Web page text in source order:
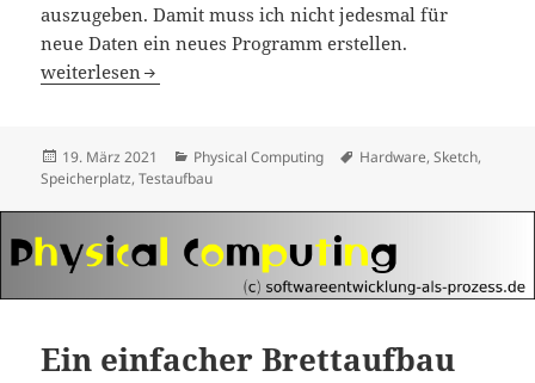
auszugeben. Damit muss ich nicht jedesmal für
neue Daten ein neues Programm erstellen.
ePaper 7.5 Zoll mit Ausgabe von SDCard
weiterlesen
Veröffentlicht
am
19. März 2021 Kategorien
Physical Computing Schlagwörter
Hardware,Sketch,
Speicherplatz,Testaufbau
Ein einfacher Brettaufbau